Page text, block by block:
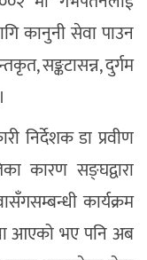
कानुनी सेवा पाउन
सङ्कटासन्न, दुर्गम
निर्देशक डा प्रवीण
कारण सङ्घद्वारा
कार्यक्रम
आएको भए पनि अब